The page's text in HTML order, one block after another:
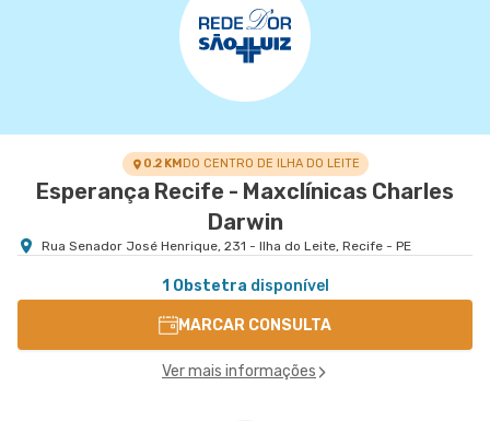
0.2 KMDO CENTRO DE ILHA DO LEITE
Esperança Recife - Maxclínicas Charles
Darwin
Rua Senador José Henrique, 231 - Ilha do Leite, Recife - PE
1 Obstetra disponível
MARCAR CONSULTA
Ver mais informações